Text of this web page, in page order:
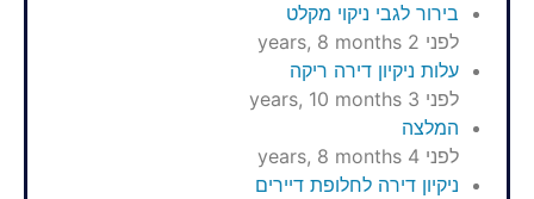
בירור לגבי ניקוי מקלט
לפני 2 years, 8 months
עלות ניקיון דירה ריקה
לפני 3 years, 10 months
המלצה
לפני 4 years, 8 months
ניקיון דירה לחלופת דיירים